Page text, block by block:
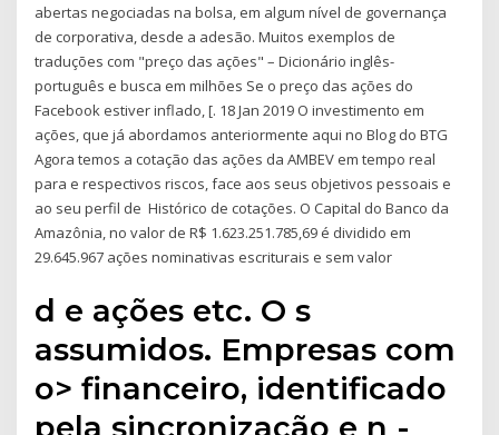
abertas negociadas na bolsa, em algum nível de governança
de corporativa, desde a adesão. Muitos exemplos de
traduções com "preço das ações" – Dicionário inglês-
português e busca em milhões Se o preço das ações do
Facebook estiver inflado, [. 18 Jan 2019 O investimento em
ações, que já abordamos anteriormente aqui no Blog do BTG
Agora temos a cotação das ações da AMBEV em tempo real
para e respectivos riscos, face aos seus objetivos pessoais e
ao seu perfil de Histórico de cotações. O Capital do Banco da
Amazônia, no valor de R$ 1.623.251.785,69 é dividido em
29.645.967 ações nominativas escriturais e sem valor
d e ações etc. O s
assumidos. Empresas com
o> financeiro, identificado